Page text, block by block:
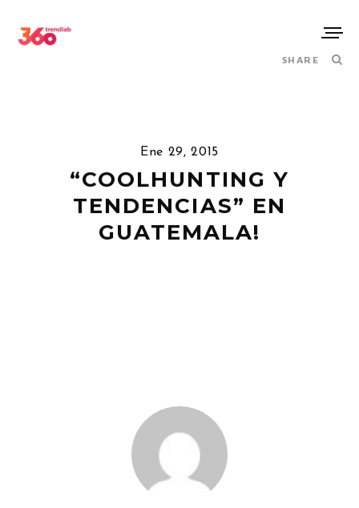
SHARE
Ene 29, 2015
“COOLHUNTING Y
TENDENCIAS” EN
GUATEMALA!